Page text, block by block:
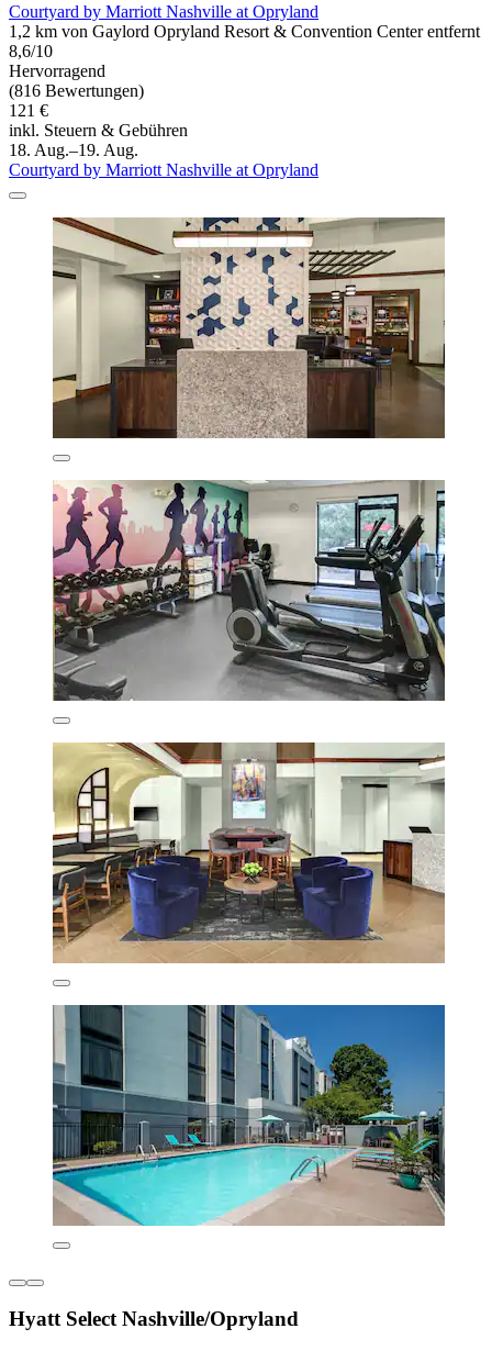
Courtyard by Marriott Nashville at Opryland
1,2 km von Gaylord Opryland Resort & Convention Center entfernt
8,6/10
Hervorragend
(816 Bewertungen)
121 €
inkl. Steuern & Gebühren
18. Aug.–19. Aug.
Courtyard by Marriott Nashville at Opryland
Hyatt Select Nashville/Opryland